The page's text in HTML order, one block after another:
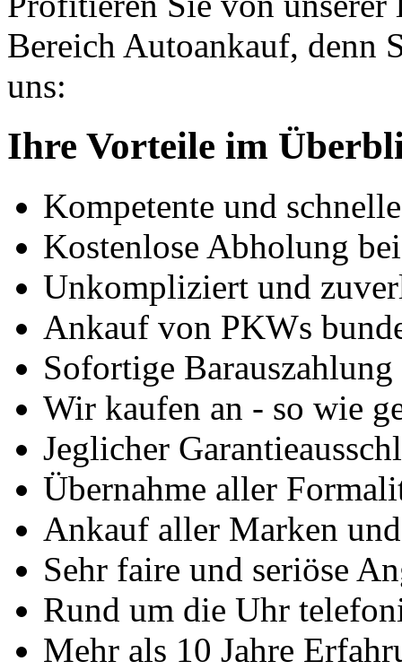
Bereich Autoankauf, denn
uns:
Ihre Vorteile im
Kompetente und
Kostenlose Abholung
Unkompliziert und
Ankauf von PKWs
Sofortige
Wir kaufen an - so wie
Jeglicher
Übernahme aller
Ankauf aller Marken
Sehr faire und seriöse
Rund um die Uhr
Mehr als 10 Jahre